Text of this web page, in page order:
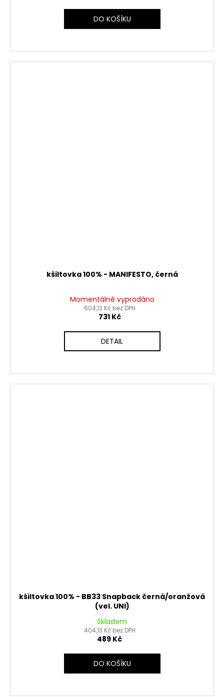
DO KOŠÍKU
kšiltovka 100% - MANIFESTO, černá
Momentálně vyprodáno
604,13 Kč bez DPH
731 Kč
DETAIL
kšiltovka 100% - BB33 Snapback černá/oranžová
(vel. UNI)
Skladem
404,13 Kč bez DPH
489 Kč
DO KOŠÍKU